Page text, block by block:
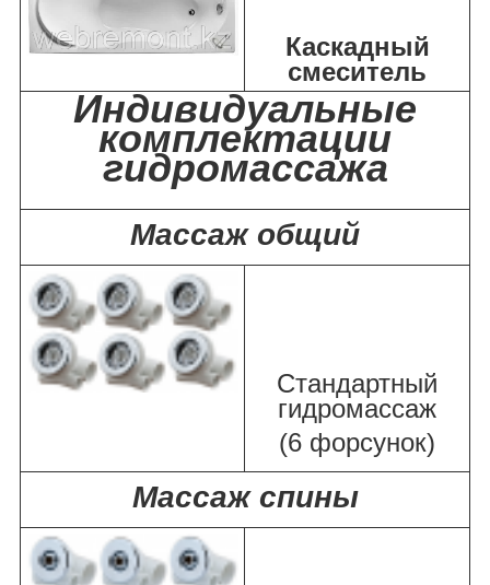
Каскадный
смеситель
Индивидуальные
комплектации
гидромассажа
Массаж общий
Стандартный
гидромассаж
(6 форсунок)
Массаж спины